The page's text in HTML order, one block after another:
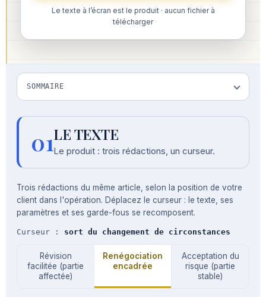
Le texte à l’écran est le produit · aucun fichier à
télécharger
SOMMAIRE
01LE TEXTE
Le produit : trois rédactions, un curseur.
Trois rédactions du même article, selon la position de votre
client dans l'opération. Déplacez le curseur : le texte, ses
paramètres et ses garde-fous se recomposent.
Curseur : sort du changement de circonstances
Révision
facilitée (partie
affectée)
Renégociation
encadrée
Acceptation du
risque (partie
stable)